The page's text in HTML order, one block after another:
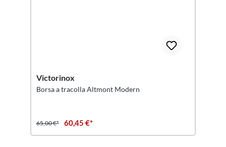
Victorinox
Borsa a tracolla Altmont Modern
65,00 €* 60,45 €*